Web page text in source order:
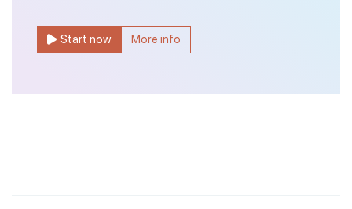
Start now More info